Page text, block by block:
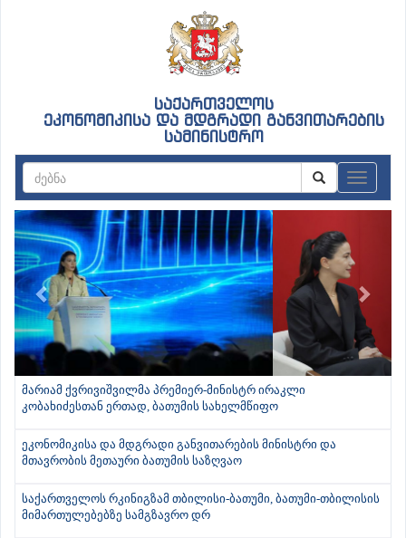
საქართველოს
ეკონომიკისა და მდგრადი განვითარების
სამინისტრო
Previous
მარიამ ქვრივიშვილმა პრემიერ-მინისტრ ირაკლი
კობახიძესთან ერთად, ბათუმის სახელმწიფო
ეკონომიკისა და მდგრადი განვითარების მინისტრი და
მთავრობის მეთაური ბათუმის საზღვაო
საქართველოს რკინიგზამ თბილისი-ბათუმი, ბათუმი-თბილისის
მიმართულებებზე სამგზავრო დრ